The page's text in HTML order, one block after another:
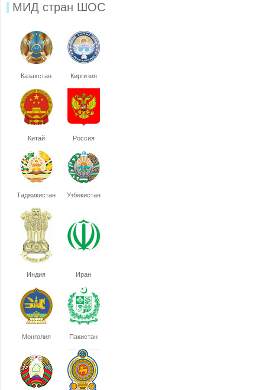
МИД стран ШОС
Казахстан Киргизия
Китай Россия
Таджикистан Узбекистан
Индия Иран
Монголия Пакистан